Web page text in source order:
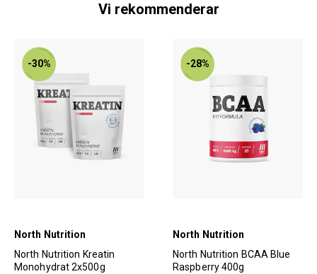
Vi rekommenderar
-30%
North Nutrition
North Nutrition Kreatin
Monohydrat 2x500g
-28%
North Nutrition
North Nutrition BCAA Blue
Raspberry 400g